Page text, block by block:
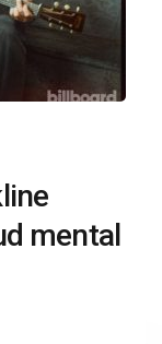
mental